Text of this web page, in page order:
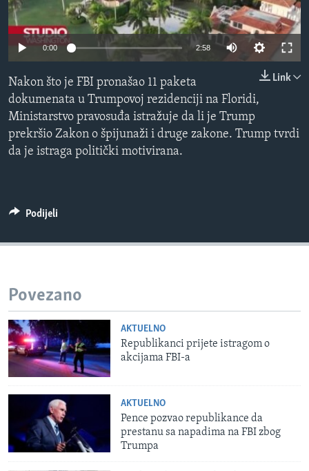
MAGAZIN
O GLASU AMERIKE
Learning English
PRATITE NAS
0:00 2:58
Link
Nakon što je FBI pronašao 11 paketa
dokumenata u Trumpovoj rezidenciji na Floridi,
Ministarstvo pravosuđa istražuje da li je Trump
prekršio Zakon o špijunaži i druge zakone. Trump tvrdi
da je istraga politički motivirana.
Podijeli
Povezano
AKTUELNO
Republikanci prijete istragom o
akcijama FBI-a
AKTUELNO
Pence pozvao republikance da
prestanu sa napadima na FBI zbog
Trumpa